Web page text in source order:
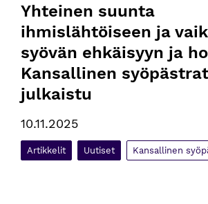
Yhteinen suunta
ihmislähtöiseen ja
syövän ehkäisyyn ja
Kansallinen
julkaistu
10.11.2025
Artikkelit Uutiset Kansallinen